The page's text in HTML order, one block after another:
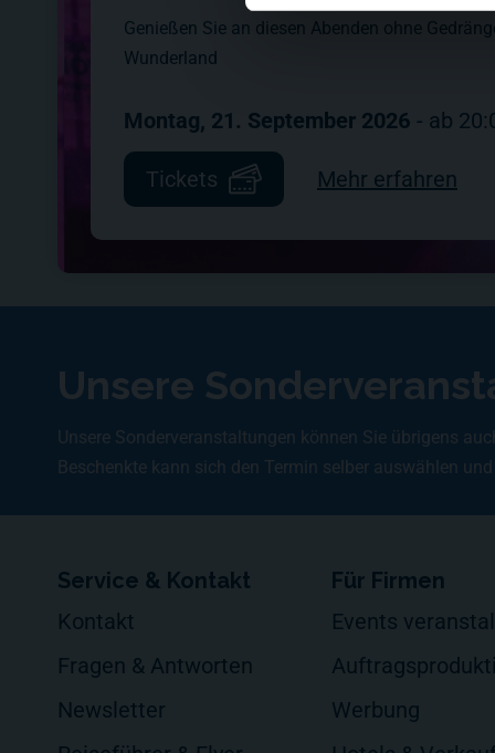
Genießen Sie an diesen Abenden ohne
Wunderland
Montag, 21. September 2026 - ab
Tickets Mehr erfahren
Unsere
Unsere Sonderveranstaltungen können Sie übrigens
Beschenkte kann sich den Termin selber auswählen und
Service & Kontakt
Kontakt
Fragen & Antworten
Newsletter
Für Firmen
Events
Werbung